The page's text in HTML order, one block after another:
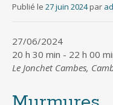
Publié le 27 juin 2024 par
27/06/2024
20 h 30 min - 22 h 00
Le Jonchet Cambes,